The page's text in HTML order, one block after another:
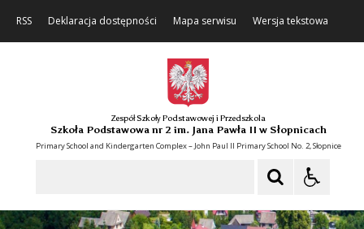
RSS Deklaracja dostępności Mapa serwisu Wersja tekstowa
Zespół Szkoły Podstawowej i Przedszkola
Szkoła Podstawowa nr 2 im. Jana Pawła II w Słopnicach
Primary School and Kindergarten Complex – John Paul II Primary School No. 2, Słopnice